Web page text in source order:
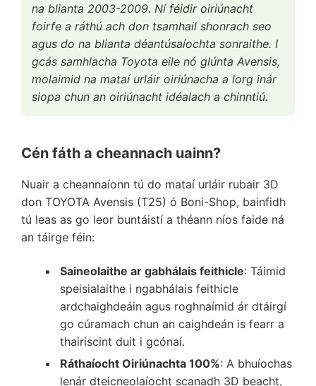
na blianta 2003-2009. Ní féidir oiriúnacht
foirfe a ráthú ach don tsamhail shonrach seo
agus do na blianta déantúsaíochta sonraithe. I
gcás samhlacha Toyota eile nó glúnta Avensis,
molaimid na mataí urláir oiriúnacha a lorg inár
siopa chun an oiriúnacht idéalach a chinntiú.
Cén fáth a cheannach uainn?
Nuair a cheannaíonn tú do mataí urláir rubair 3D
don TOYOTA Avensis (T25) ó Boni-Shop, bainfidh
tú leas as go leor buntáistí a théann níos faide ná
an táirge féin:
Saineolaithe ar gabhálais feithicle: Táimid
speisialaithe i ngabhálais feithicle
ardchaighdeáin agus roghnaímid ár dtáirgí
go cúramach chun an caighdeán is fearr a
thairiscint duit i gcónaí.
Ráthaíocht Oiriúnachta 100%: A bhuíochas
lenár dteicneolaíocht scanadh 3D beacht,